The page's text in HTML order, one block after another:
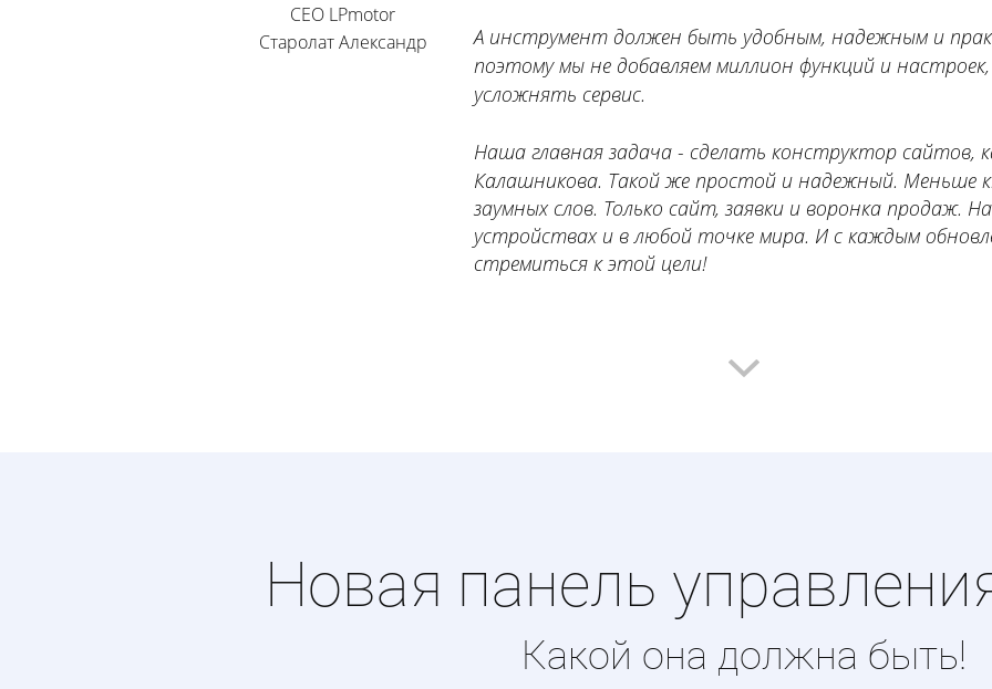
CEO LPmotor
Старолат Александр
А инструмент должен быть удобным, надежным и
поэтому мы не добавляем миллион функций и
усложнять сервис.
Наша главная задача - сделать конструктор сайтов,
Калашникова. Такой же простой и надежный. Меньше
заумных слов. Только сайт, заявки и воронка продаж.
устройствах и в любой точке мира. И с каждым
стремиться к этой цели!
Новая панель
Какой она должна быть!